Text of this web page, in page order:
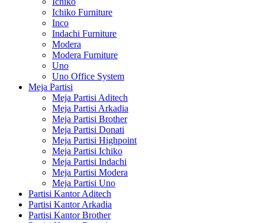
Ichiko Furniture
Inco
Indachi Furniture
Modera
Modera Furniture
Uno
Uno Office System
Meja Partisi
Meja Partisi Aditech
Meja Partisi Arkadia
Meja Partisi Brother
Meja Partisi Donati
Meja Partisi Highpoint
Meja Partisi Ichiko
Meja Partisi Indachi
Meja Partisi Modera
Meja Partisi Uno
Partisi Kantor Aditech
Partisi Kantor Arkadia
Partisi Kantor Brother